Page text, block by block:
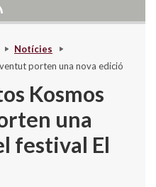
Notícies
porten una nova edició
Kosmos
una
festival El